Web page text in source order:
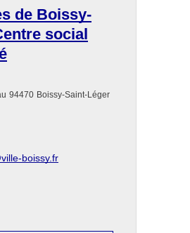
de Boissy-
social
94470 Boissy-Saint-Léger
boissy.fr